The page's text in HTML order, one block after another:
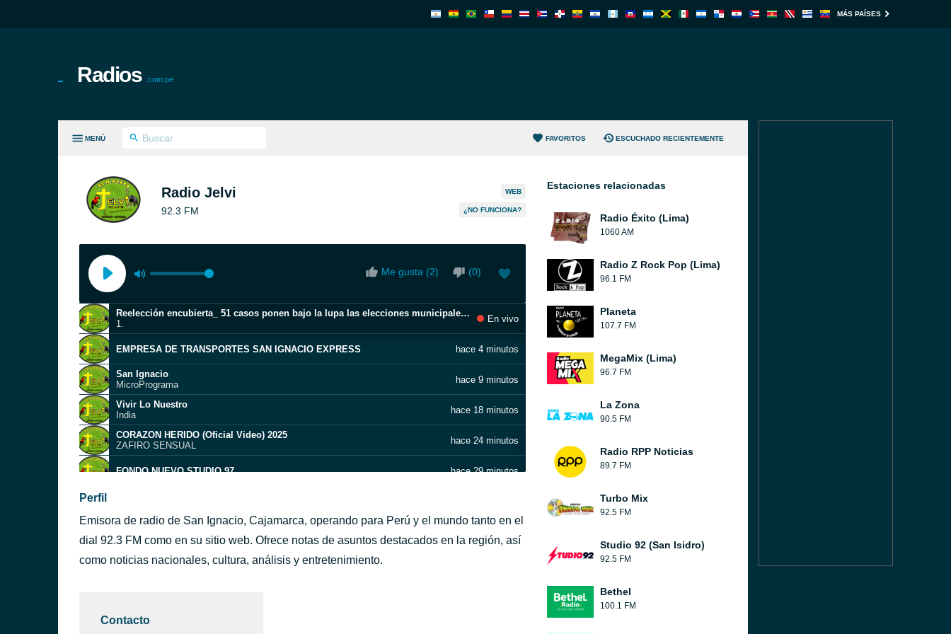
MÁS PAÍSES
Radios .com.pe
MENÚ FAVORITOS ESCUCHADO RECIENTEMENTE
Radio Jelvi
92.3 FM
WEB
¿NO FUNCIONA?
Me gusta (2) (0)
Reelección encubierta_ 51 casos ponen bajo la lupa las elecciones municipales y regionales
1.
En vivo
EMPRESA DE TRANSPORTES SAN IGNACIO EXPRESS hace 4 minutos
San Ignacio
MicroPrograma
hace 9 minutos
Vivir Lo Nuestro
India
hace 18 minutos
CORAZON HERIDO (Oficial Video) 2025
ZAFIRO SENSUAL
hace 24 minutos
FONDO NUEVO STUDIO 97 hace 29 minutos
Canto a la vida
Grupo 5
felicidades
103.-PRIVADOS
Perfil
Emisora de radio de San Ignacio, Cajamarca, operando para Perú y el mundo tanto en el
dial 92.3 FM como en su sitio web. Ofrece notas de asuntos destacados en la región, así
como noticias nacionales, cultura, análisis y entretenimiento.
Contacto
Estaciones relacionadas
Radio Éxito (Lima)
1060 AM
Radio Z Rock Pop (Lima)
96.1 FM
Planeta
107.7 FM
MegaMix (Lima)
96.7 FM
La Zona
90.5 FM
Radio RPP Noticias
89.7 FM
Turbo Mix
92.5 FM
Studio 92 (San Isidro)
92.5 FM
Bethel
100.1 FM